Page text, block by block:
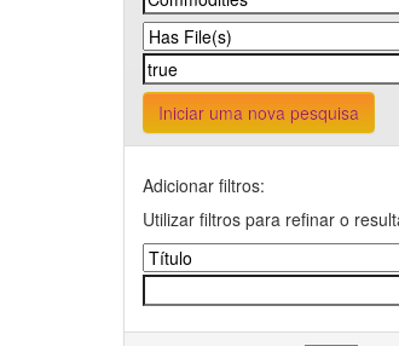
Iniciar uma nova pesquisa
Adicionar filtros:
Utilizar filtros para refinar o